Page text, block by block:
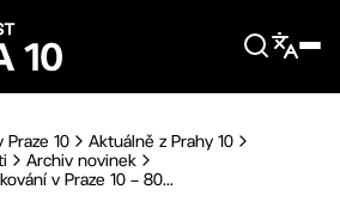
Praze 10
Aktuálně z Prahy 10
Archiv novinek
v Praze 10 – 80...